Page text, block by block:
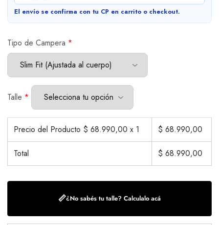
El envío se confirma con tu CP en carrito o checkout.
Tipo de Campera *
Talle *
Precio del Producto $ 68.990,00 x 1 $ 68.990,00
Total $ 68.990,00
📏¿No sabés tu talle? Calculalo acá